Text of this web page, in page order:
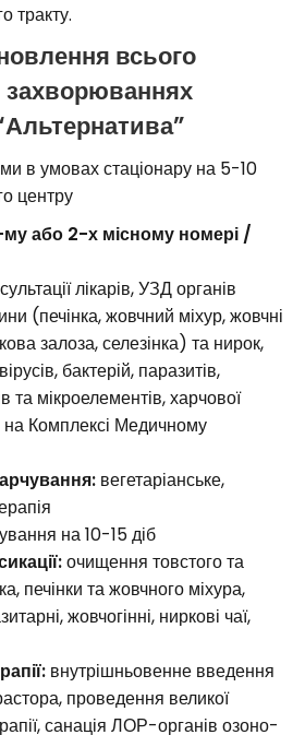
тракту.
всього
захворюваннях
в умовах стаціонару на 5-10
центру
або 2-х місному номері /
лікарів, УЗД органів
(печінка, жовчний міхур, жовчні
залоза, селезінка) та нирок,
бактерій, паразитів,
та мікроелементів, харчової
на Комплексі Медичному
вегетаріанське,
на 10-15 діб
очищення товстого та
печінки та жовчного міхура,
жовчогінні, ниркові чаї,
внутрішньовенне введення
проведення великої
санація ЛОР-органів озоно-